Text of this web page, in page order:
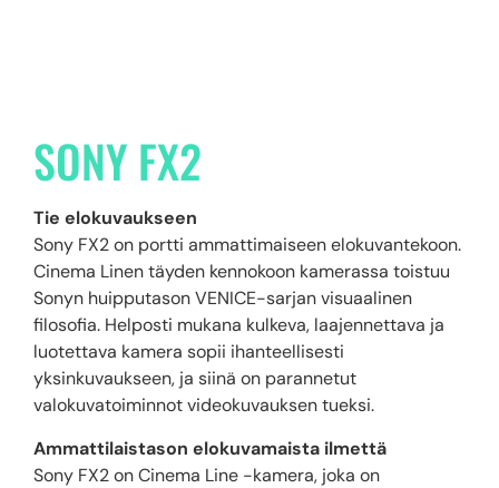
SONY FX2
Tie elokuvaukseen
Sony FX2 on portti ammattimaiseen elokuvantekoon.
Cinema Linen täyden kennokoon kamerassa toistuu
Sonyn huipputason VENICE-sarjan visuaalinen
filosofia. Helposti mukana kulkeva, laajennettava ja
luotettava kamera sopii ihanteellisesti
yksinkuvaukseen, ja siinä on parannetut
valokuvatoiminnot videokuvauksen tueksi.
Ammattilaistason elokuvamaista ilmettä
Sony FX2 on Cinema Line -kamera, joka on